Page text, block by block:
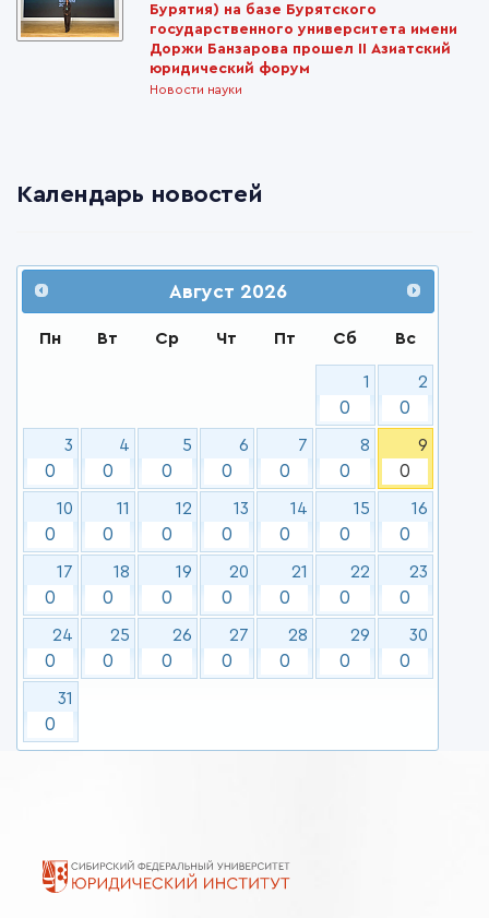
Бурятия) на базе Бурятского
государственного университета имени
Доржи Банзарова прошел II Азиатский
юридический форум
Новости науки
Календарь новостей
Август 2026
Пн Вт Ср Чт Пт Сб Вс
1
0
2
0
3
0
4
0
5
0
6
0
7
0
8
0
9
0
10
0
11
0
12
0
13
0
14
0
15
0
16
0
17
0
18
0
19
0
20
0
21
0
22
0
23
0
24
0
25
0
26
0
27
0
28
0
29
0
30
0
31
0